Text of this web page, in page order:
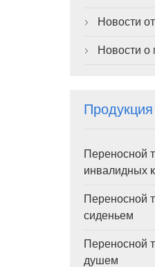
 Новости
 Новости о
Продукция
Переносной
инвалидных
Переносной
сиденьем
Переносной
душем